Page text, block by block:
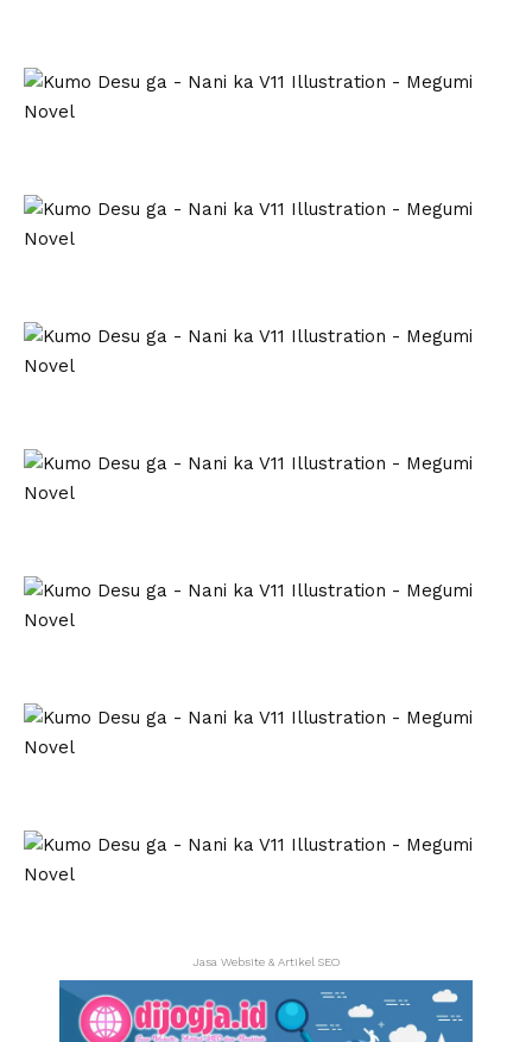
Jasa Website & Artikel SEO